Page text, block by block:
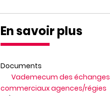
En savoir plus
Documents
Vademecum des échanges
commerciaux agences/régies